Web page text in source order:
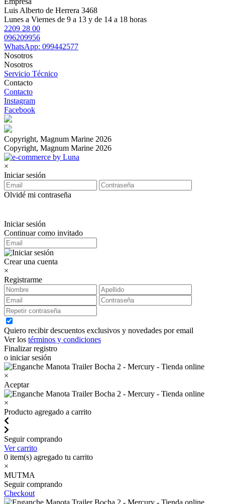
Luis Alberto de Herrera 3468
Lunes a Viernes de 9 a 13 y de 14 a 18 horas
2209 28 00
096209956
WhatsApp: 099442577
Nosotros
Nosotros
Servicio Técnico
Contacto
Contacto
Instagram
Facebook
Copyright, Magnum Marine 2026
Copyright, Magnum Marine 2026
×
Iniciar sesión
Olvidé mi contraseña
Iniciar sesión
Continuar como invitado
Crear una cuenta
×
Registrarme
Quiero recibir descuentos exclusivos y novedades por email
Ver los términos y condiciones
Finalizar registro
o iniciar sesión
×
Aceptar
×
Producto agregado a carrito
Seguir comprando
Ver carrito
0 item(s) agregado tu carrito
×
MUTMA
Seguir comprando
Checkout